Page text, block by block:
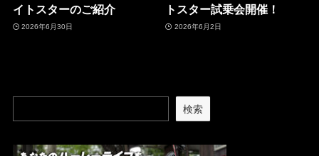
イトスターのご紹介
2026年6月30日
トスター試乗会開催！
2026年6月2日
検索